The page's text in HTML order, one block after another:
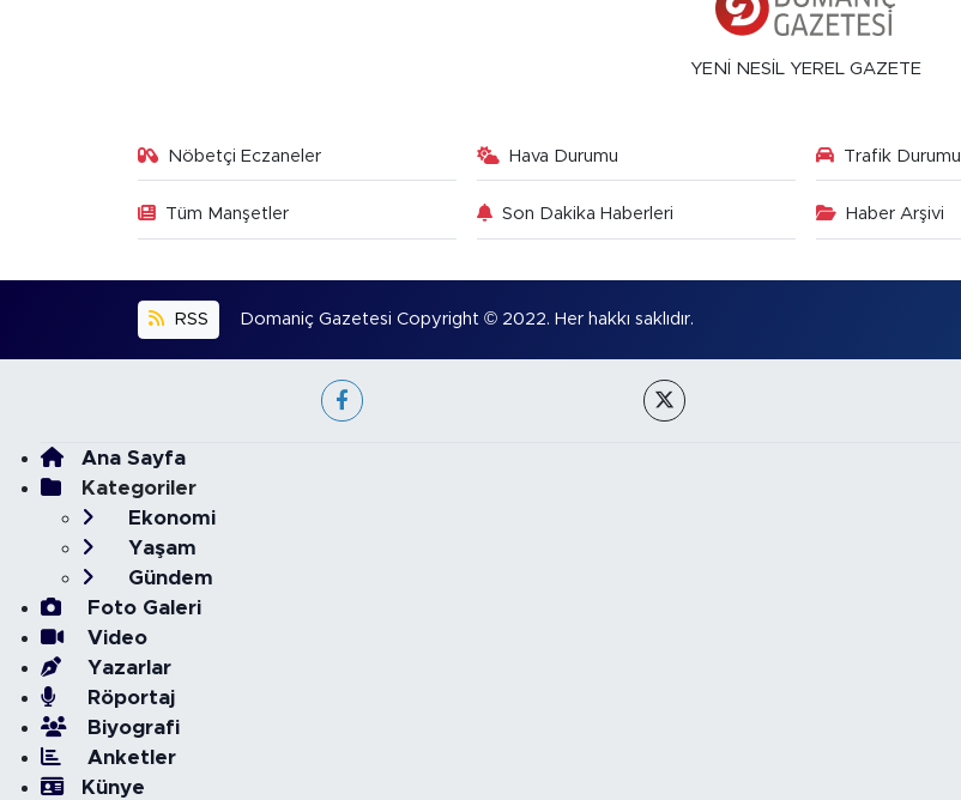
YENİ NESİL YEREL GAZETE
Nöbetçi Eczaneler Hava Durumu Trafik Durumu
Tüm Manşetler Son Dakika Haberleri Haber Arşivi
RSS Domaniç Gazetesi Copyright © 2022. Her hakkı saklıdır.
Ana Sayfa
Kategoriler
Ekonomi
Yaşam
Gündem
Foto Galeri
Video
Yazarlar
Röportaj
Biyografi
Anketler
Künye